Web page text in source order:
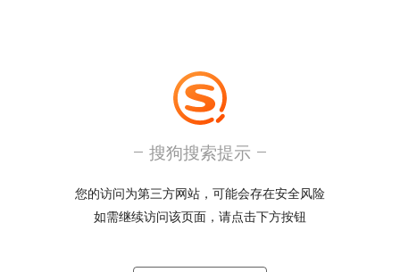
搜狗搜索提示
您的访问为第三方网站，可能会存在安全风险
如需继续访问该页面，请点击下方按钮